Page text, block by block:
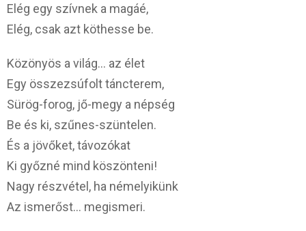
Elég egy szívnek a magáé,
Elég, csak azt köthesse be.
Közönyös a világ… az élet
Egy összezsúfolt táncterem,
Sürög-forog, jő-megy a népség
Be és ki, szűnes-szüntelen.
És a jövőket, távozókat
Ki győzné mind köszönteni!
Nagy részvétel, ha némelyikünk
Az ismerőst… megismeri.